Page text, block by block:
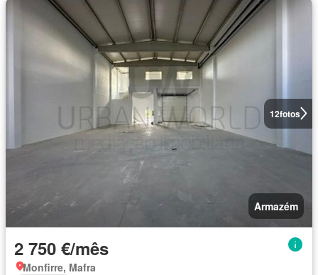
12fotos
Armazém
2 750 €/mês
Monfirre, Mafra